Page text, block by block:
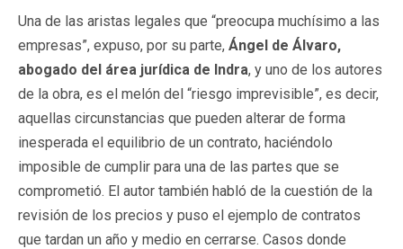
Una de las aristas legales que “preocupa muchísimo a las
empresas”, expuso, por su parte, Ángel de Álvaro,
abogado del área jurídica de Indra, y uno de los autores
de la obra, es el melón del “riesgo imprevisible”, es decir,
aquellas circunstancias que pueden alterar de forma
inesperada el equilibrio de un contrato, haciéndolo
imposible de cumplir para una de las partes que se
comprometió. El autor también habló de la cuestión de la
revisión de los precios y puso el ejemplo de contratos
que tardan un año y medio en cerrarse. Casos donde